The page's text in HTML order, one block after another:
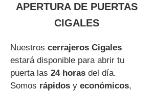
APERTURA DE PUERTAS
CIGALES
Nuestros cerrajeros Cigales
estará disponible para abrir tu
puerta las 24 horas del día.
Somos rápidos y económicos,